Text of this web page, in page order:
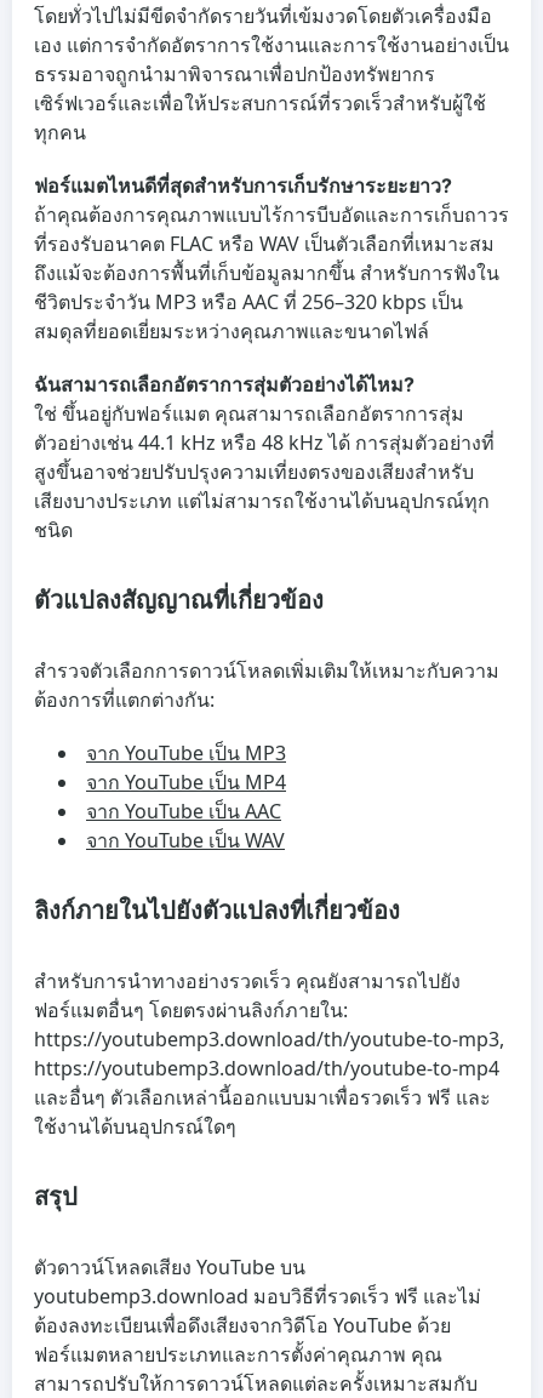
โดยทั่วไปไม่มีขีดจำกัดรายวันที่เข้มงวดโดยตัวเครื่องมือ
เอง แต่การจำกัดอัตราการใช้งานและการใช้งานอย่างเป็น
ธรรมอาจถูกนำมาพิจารณาเพื่อปกป้องทรัพยากร
เซิร์ฟเวอร์และเพื่อให้ประสบการณ์ที่รวดเร็วสำหรับผู้ใช้
ทุกคน
ฟอร์แมตไหนดีที่สุดสำหรับการเก็บรักษาระยะยาว?
ถ้าคุณต้องการคุณภาพแบบไร้การบีบอัดและการเก็บถาวร
ที่รองรับอนาคต FLAC หรือ WAV เป็นตัวเลือกที่เหมาะสม
ถึงแม้จะต้องการพื้นที่เก็บข้อมูลมากขึ้น สำหรับการฟังใน
ชีวิตประจำวัน MP3 หรือ AAC ที่ 256–320 kbps เป็น
สมดุลที่ยอดเยี่ยมระหว่างคุณภาพและขนาดไฟล์
ฉันสามารถเลือกอัตราการสุ่มตัวอย่างได้ไหม?
ใช่ ขึ้นอยู่กับฟอร์แมต คุณสามารถเลือกอัตราการสุ่ม
ตัวอย่างเช่น 44.1 kHz หรือ 48 kHz ได้ การสุ่มตัวอย่างที่
สูงขึ้นอาจช่วยปรับปรุงความเที่ยงตรงของเสียงสำหรับ
เสียงบางประเภท แต่ไม่สามารถใช้งานได้บนอุปกรณ์ทุก
ชนิด
ตัวแปลงสัญญาณที่เกี่ยวข้อง
สำรวจตัวเลือกการดาวน์โหลดเพิ่มเติมให้เหมาะกับความ
ต้องการที่แตกต่างกัน:
จาก YouTube เป็น MP3
จาก YouTube เป็น MP4
จาก YouTube เป็น AAC
จาก YouTube เป็น WAV
ลิงก์ภายในไปยังตัวแปลงที่เกี่ยวข้อง
สำหรับการนำทางอย่างรวดเร็ว คุณยังสามารถไปยัง
ฟอร์แมตอื่นๆ โดยตรงผ่านลิงก์ภายใน:
https://youtubemp3.download/th/youtube-to-mp3,
https://youtubemp3.download/th/youtube-to-mp4
และอื่นๆ ตัวเลือกเหล่านี้ออกแบบมาเพื่อรวดเร็ว ฟรี และ
ใช้งานได้บนอุปกรณ์ใดๆ
สรุป
ตัวดาวน์โหลดเสียง YouTube บน
youtubemp3.download มอบวิธีที่รวดเร็ว ฟรี และไม่
ต้องลงทะเบียนเพื่อดึงเสียงจากวิดีโอ YouTube ด้วย
ฟอร์แมตหลายประเภทและการตั้งค่าคุณภาพ คุณ
สามารถปรับให้การดาวน์โหลดแต่ละครั้งเหมาะสมกับ